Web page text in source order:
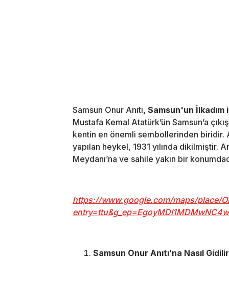
Samsun Onur Anıtı, Samsun'un
Mustafa Kemal Atatürk’ün Samsun’a
kentin en önemli sembollerinden biridir.
yapılan heykel, 1931 yılında dikilmiştir.
Meydanı’na ve sahile yakın bir
https://www.google.com/maps/place/
Samsun Onur Anıtı’na Nasıl